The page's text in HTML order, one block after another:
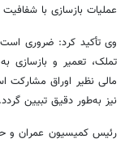
عملیات بازسازی با
وی تأکید کرد: ضروری است
تملک، تعمیر و
مالی نظیر اوراق مشارکت
نیز به‌طور دقیق تبیین گردد.
رئیس کمیسیون عمران و